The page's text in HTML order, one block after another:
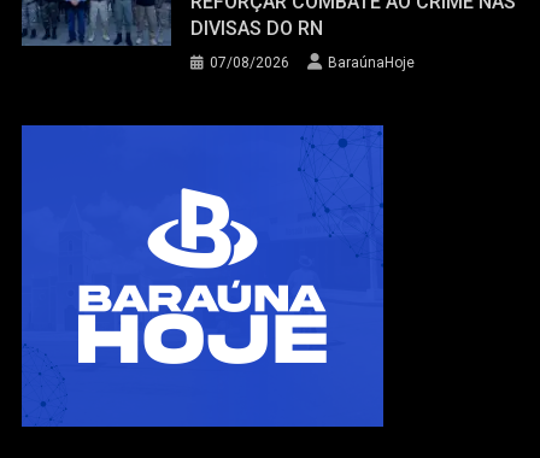
DIVISAS DO RN
07/08/2026 BaraúnaHoje